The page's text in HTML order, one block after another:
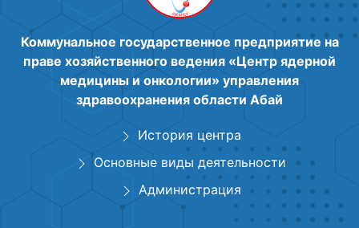
Коммунальное государственное предприятие на
праве хозяйственного ведения «Центр ядерной
медицины и онкологии» управления
здравоохранения области Абай
История центра
Основные виды деятельности
Администрация